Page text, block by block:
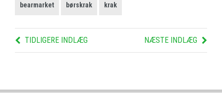
bearmarket børskrak krak
TIDLIGERE INDLÆG NÆSTE INDLÆG